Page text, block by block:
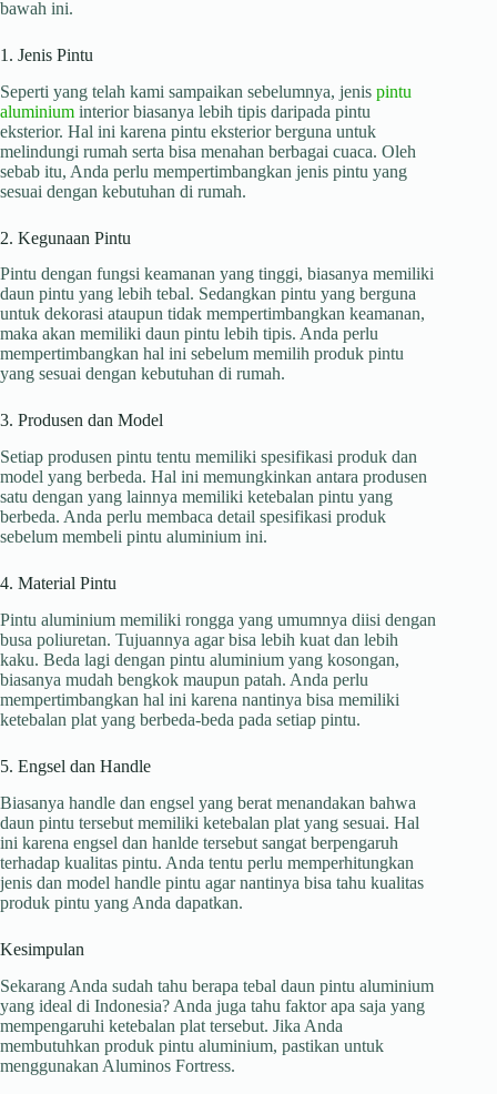
bawah ini.
1. Jenis Pintu
Seperti yang telah kami sampaikan sebelumnya, jenis pintu
aluminium interior biasanya lebih tipis daripada pintu
eksterior. Hal ini karena pintu eksterior berguna untuk
melindungi rumah serta bisa menahan berbagai cuaca. Oleh
sebab itu, Anda perlu mempertimbangkan jenis pintu yang
sesuai dengan kebutuhan di rumah.
2. Kegunaan Pintu
Pintu dengan fungsi keamanan yang tinggi, biasanya memiliki
daun pintu yang lebih tebal. Sedangkan pintu yang berguna
untuk dekorasi ataupun tidak mempertimbangkan keamanan,
maka akan memiliki daun pintu lebih tipis. Anda perlu
mempertimbangkan hal ini sebelum memilih produk pintu
yang sesuai dengan kebutuhan di rumah.
3. Produsen dan Model
Setiap produsen pintu tentu memiliki spesifikasi produk dan
model yang berbeda. Hal ini memungkinkan antara produsen
satu dengan yang lainnya memiliki ketebalan pintu yang
berbeda. Anda perlu membaca detail spesifikasi produk
sebelum membeli pintu aluminium ini.
4. Material Pintu
Pintu aluminium memiliki rongga yang umumnya diisi dengan
busa poliuretan. Tujuannya agar bisa lebih kuat dan lebih
kaku. Beda lagi dengan pintu aluminium yang kosongan,
biasanya mudah bengkok maupun patah. Anda perlu
mempertimbangkan hal ini karena nantinya bisa memiliki
ketebalan plat yang berbeda-beda pada setiap pintu.
5. Engsel dan Handle
Biasanya handle dan engsel yang berat menandakan bahwa
daun pintu tersebut memiliki ketebalan plat yang sesuai. Hal
ini karena engsel dan hanlde tersebut sangat berpengaruh
terhadap kualitas pintu. Anda tentu perlu memperhitungkan
jenis dan model handle pintu agar nantinya bisa tahu kualitas
produk pintu yang Anda dapatkan.
Kesimpulan
Sekarang Anda sudah tahu berapa tebal daun pintu aluminium
yang ideal di Indonesia? Anda juga tahu faktor apa saja yang
mempengaruhi ketebalan plat tersebut. Jika Anda
membutuhkan produk pintu aluminium, pastikan untuk
menggunakan Aluminos Fortress.